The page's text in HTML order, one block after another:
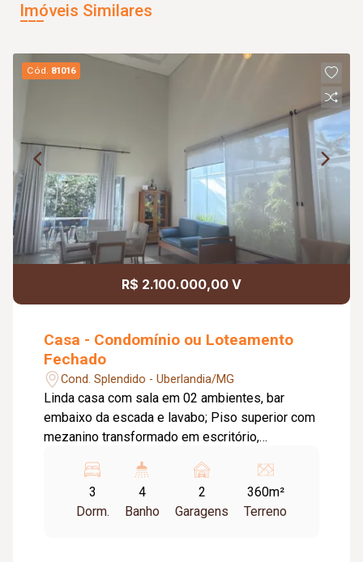
Imóveis Similares
Cód. 81016
R$ 2.100.000,00 V
Casa - Condomínio ou Loteamento
Fechado
Cond. Splendido - Uberlandia/MG
Linda casa com sala em 02 ambientes, bar
embaixo da escada e lavabo; Piso superior com
mezanino transformado em escritório,
gourmet em 02 ambientes, lavabo, despensa,
piscina aquecida; Corredor lateral adaptado para
ser lavanderia; Casa com energia solar e placas
3
Dorm.
4
Banho
2
Garagens
360m²
Terreno